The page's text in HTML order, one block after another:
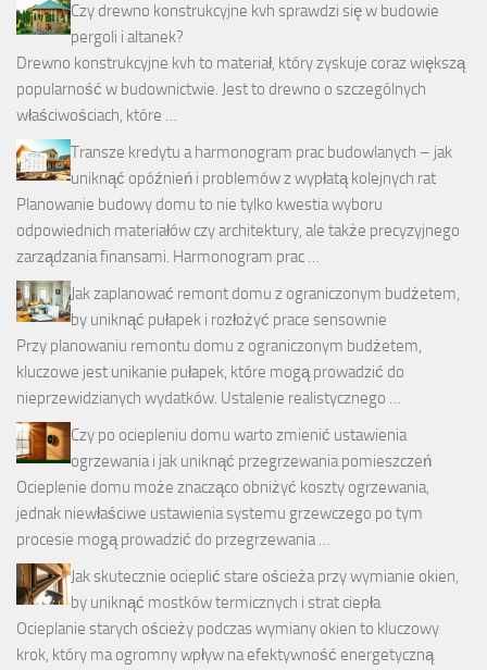
Czy drewno konstrukcyjne kvh sprawdzi się w budowie
pergoli i altanek?
Drewno konstrukcyjne kvh to materiał, który zyskuje coraz większą
popularność w budownictwie. Jest to drewno o szczególnych
właściwościach, które …
Transze kredytu a harmonogram prac budowlanych – jak
uniknąć opóźnień i problemów z wypłatą kolejnych rat
Planowanie budowy domu to nie tylko kwestia wyboru
odpowiednich materiałów czy architektury, ale także precyzyjnego
zarządzania finansami. Harmonogram prac …
Jak zaplanować remont domu z ograniczonym budżetem,
by uniknąć pułapek i rozłożyć prace sensownie
Przy planowaniu remontu domu z ograniczonym budżetem,
kluczowe jest unikanie pułapek, które mogą prowadzić do
nieprzewidzianych wydatków. Ustalenie realistycznego …
Czy po ociepleniu domu warto zmienić ustawienia
ogrzewania i jak uniknąć przegrzewania pomieszczeń
Ocieplenie domu może znacząco obniżyć koszty ogrzewania,
jednak niewłaściwe ustawienia systemu grzewczego po tym
procesie mogą prowadzić do przegrzewania …
Jak skutecznie ocieplić stare ościeża przy wymianie okien,
by uniknąć mostków termicznych i strat ciepła
Ocieplanie starych ościeży podczas wymiany okien to kluczowy
krok, który ma ogromny wpływ na efektywność energetyczną